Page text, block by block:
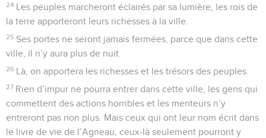
24 Les peuples marcheront éclairés par sa lumière, les rois de
la terre apporteront leurs richesses à la ville.
25 Ses portes ne seront jamais fermées, parce que dans cette
ville, il n’y aura plus de nuit.
26 Là, on apportera les richesses et les trésors des peuples.
27 Rien d’impur ne pourra entrer dans cette ville, les gens qui
commettent des actions horribles et les menteurs n’y
entreront pas non plus. Mais ceux qui ont leur nom écrit dans
le livre de vie de l’Agneau, ceux-là seulement pourront y